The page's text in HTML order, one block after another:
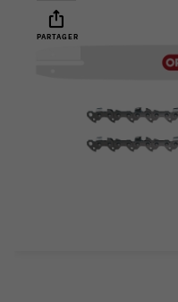
PARTAGER